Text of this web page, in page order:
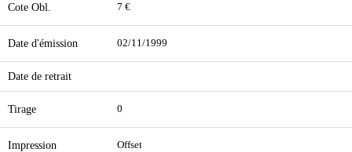
Cote Obl. 7 €
Date d'émission 02/11/1999
Date de retrait
Tirage 0
Impression Offset